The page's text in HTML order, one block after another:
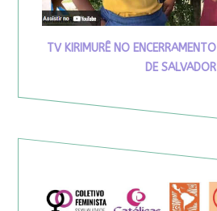
TV KIRIMURÊ NO
DE SALVADOR